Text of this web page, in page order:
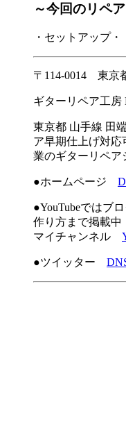
～今回のリペ
・セットアップ・
〒114-0014 東京
ギターリペア工房
東京都 山手線 田
ア早期仕上げ対
業のギターリペア
●ホームページ
●YouTubeではブ
作り方まで掲載
マイチャンネル
●ツイッター